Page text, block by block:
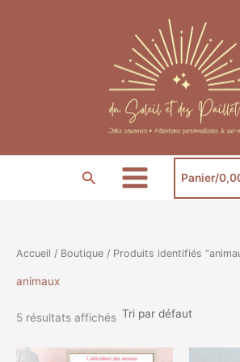
Rechercher Panier/
Accueil / Boutique / Produits identifiés
animaux
5 résultats affichés
PlageCe